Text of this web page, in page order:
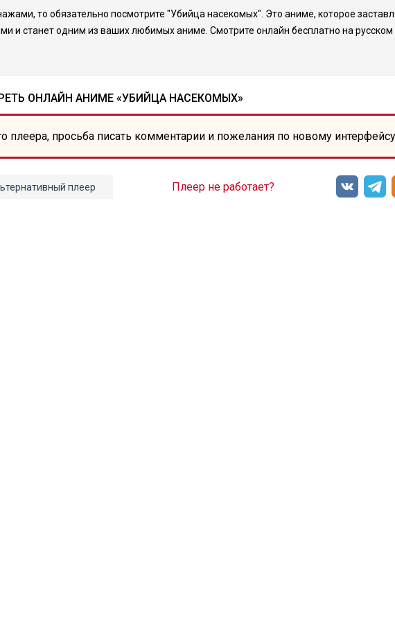
то обязательно посмотрите "Убийца насекомых". Это аниме, которое
и станет одним из ваших любимых аниме. Смотрите онлайн бесплатно на русском
ОНЛАЙН АНИМЕ «УБИЙЦА НАСЕКОМЫХ»
плеера, просьба писать комментарии и пожелания по новому
плеер Плеер не работает?